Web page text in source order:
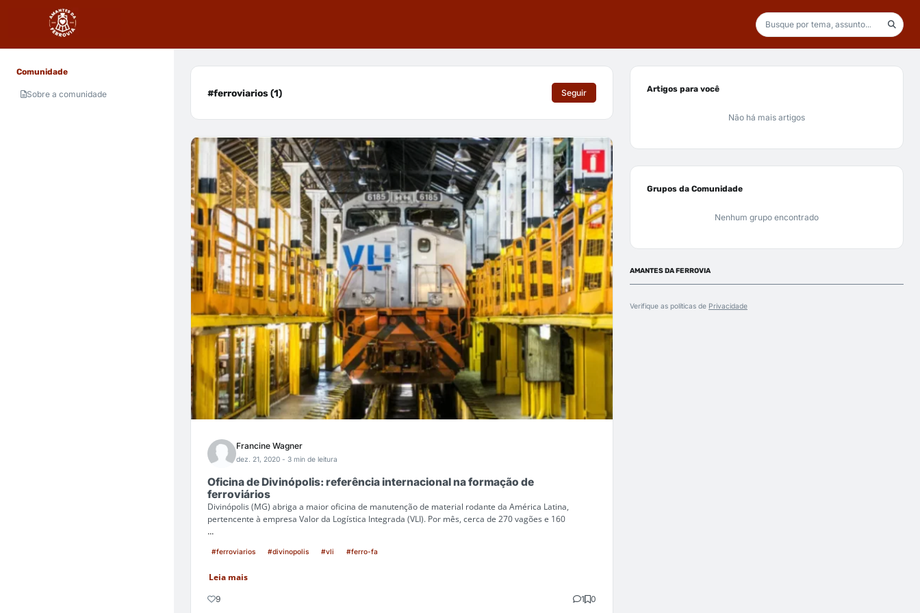
Comunidade
Sobre a comunidade #ferroviarios (1) Seguir
Francine Wagner
dez. 21, 2020 - 3 min de leitura
Oficina de Divinópolis: referência internacional na formação de
ferroviários
Divinópolis (MG) abriga a maior oficina de manutenção de material rodante da América Latina,
pertencente à empresa Valor da Logística Integrada (VLI). Por mês, cerca de 270 vagões e 160
...
#ferroviarios #divinopolis #vli #ferro-fa
Leia mais
9 1 0
Artigos para você
Não há mais artigos
Grupos da Comunidade
Nenhum grupo encontrado
AMANTES DA FERROVIA
Verifique as políticas de Privacidade